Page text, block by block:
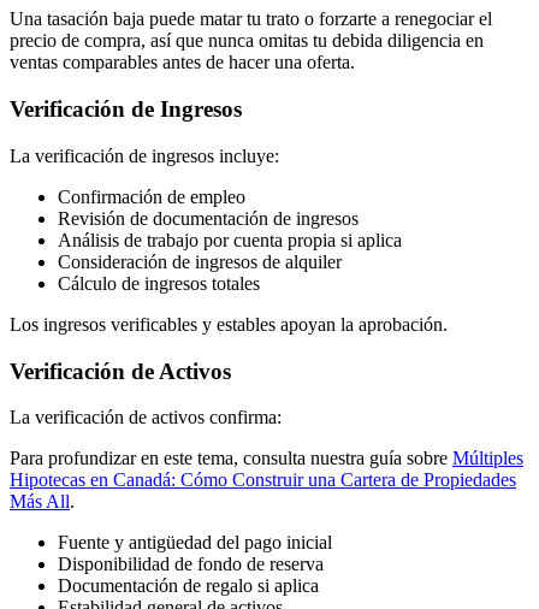
Una tasación baja puede matar tu trato o forzarte a renegociar el
precio de compra, así que nunca omitas tu debida diligencia en
ventas comparables antes de hacer una oferta.
Verificación de Ingresos
La verificación de ingresos incluye:
Confirmación de empleo
Revisión de documentación de ingresos
Análisis de trabajo por cuenta propia si aplica
Consideración de ingresos de alquiler
Cálculo de ingresos totales
Los ingresos verificables y estables apoyan la aprobación.
Verificación de Activos
La verificación de activos confirma:
Para profundizar en este tema, consulta nuestra guía sobre Múltiples
Hipotecas en Canadá: Cómo Construir una Cartera de Propiedades
Más All.
Fuente y antigüedad del pago inicial
Disponibilidad de fondo de reserva
Documentación de regalo si aplica